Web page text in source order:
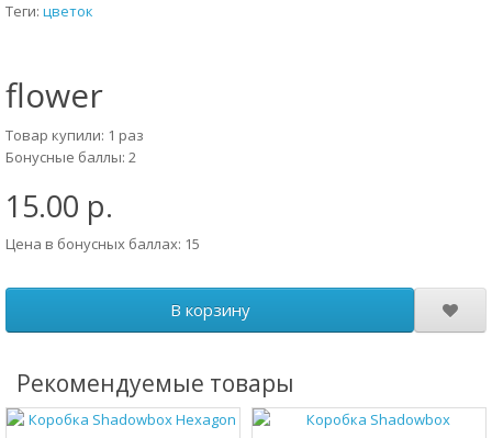
Теги: цветок
flower
Товар купили: 1 раз
Бонусные баллы: 2
15.00 р.
Цена в бонусных баллах: 15
В корзину
Рекомендуемые товары